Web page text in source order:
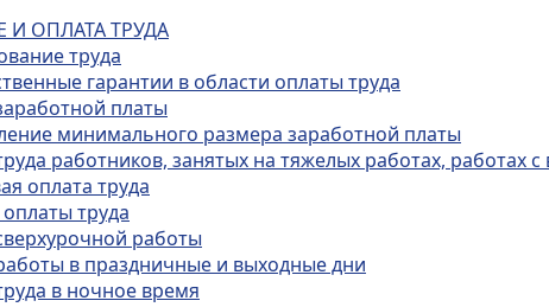
И ОПЛАТА ТРУДА
труда
гарантии в области оплаты труда
платы
минимального размера заработной платы
работников, занятых на тяжелых работах,
оплата труда
труда
работы
в праздничные и выходные дни
в ночное время